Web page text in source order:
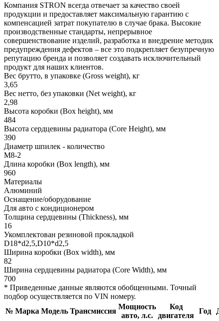
Компания STRON всегда отвечает за качество своей
продукции и предоставляет максимальную гарантию с
компенсацией затрат покупателю в случае брака. Высокие
производственные стандарты, непрерывное
совершенствование изделий, разработка и внедрение методик
предупреждения дефектов – все это подкрепляет безупречную
репутацию бренда и позволяет создавать исключительный
продукт для наших клиентов.
Вес брутто, в упаковке (Gross weight), кг
3,65
Вес нетто, без упаковки (Net weight), кг
2,98
Высота коробки (Box height), мм
484
Высота сердцевины радиатора (Core Height), мм
390
Диаметр шпилек - количество
M8-2
Длина коробки (Box length), мм
960
Материалы
Алюминий
Оснащение/оборудование
Для авто с кондиционером
Толщина сердцевины (Thickness), мм
16
Укомплектован резиновой прокладкой
D18*d2,5,D10*d2,5
Ширина коробки (Box width), мм
82
Ширина сердцевины радиатора (Core Width), мм
700
* Приведенные данные являются обобщенными. Точный
подбор осуществляется по VIN номеру.
№ Марка Модель Трансмиссия
Мощность
авто, л.с.
Код
двигателя
Год